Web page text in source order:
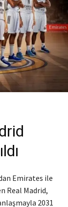
Emirates ile
Real Madrid,
2031